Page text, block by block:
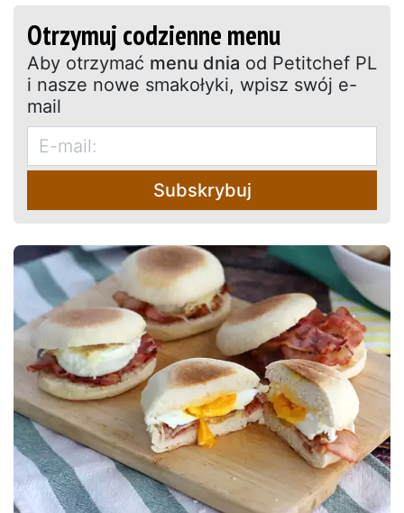
Otrzymuj codzienne menu
Aby otrzymać menu dnia od Petitchef PL
i nasze nowe smakołyki, wpisz swój e-
mail
Subskrybuj